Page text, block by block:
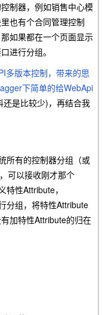
制器，例如销售中心模
也有个合同管理控制
如果都在一个页面显示
进行分组。
多版本控制，带来的思
下简单的给WebApi
是比较少)，再结合我
所有的控制器分组（或
可以接收刚才那个
性Attribute，
分组，将特性Attribute
加特性Attribute的归在